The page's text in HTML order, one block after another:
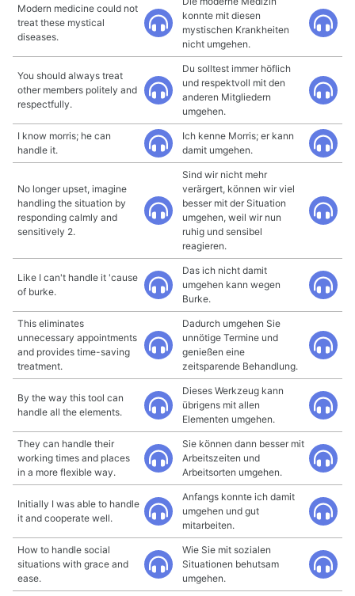
Modern medicine could not
treat these mystical
diseases.
konnte mit diesen
mystischen Krankheiten
nicht umgehen.
You should always treat
other members politely and
respectfully.
Du solltest immer höflich
und respektvoll mit den
anderen Mitgliedern
umgehen.
I know morris; he can
handle it.
Ich kenne Morris; er kann
damit umgehen.
No longer upset, imagine
handling the situation by
responding calmly and
sensitively 2.
Sind wir nicht mehr
verärgert, können wir viel
besser mit der Situation
umgehen, weil wir nun
ruhig und sensibel
reagieren.
Like I can't handle it 'cause
of burke.
Das ich nicht damit
umgehen kann wegen
Burke.
This eliminates
unnecessary appointments
and provides time-saving
treatment.
Dadurch umgehen Sie
unnötige Termine und
genießen eine
zeitsparende Behandlung.
By the way this tool can
handle all the elements.
Dieses Werkzeug kann
übrigens mit allen
Elementen umgehen.
They can handle their
working times and places
in a more flexible way.
Sie können dann besser mit
Arbeitszeiten und
Arbeitsorten umgehen.
Initially I was able to handle
it and cooperate well.
Anfangs konnte ich damit
umgehen und gut
mitarbeiten.
How to handle social
situations with grace and
ease.
Wie Sie mit sozialen
Situationen behutsam
umgehen.